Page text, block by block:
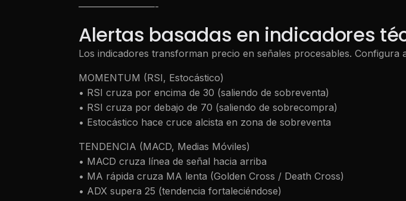
————————-
Alertas basadas en indicadores
Los indicadores transforman precio en señales procesables.
MOMENTUM (RSI, Estocástico)
• RSI cruza por encima de 30 (saliendo de sobreventa)
• RSI cruza por debajo de 70 (saliendo de sobrecompra)
• Estocástico hace cruce alcista en zona de sobreventa
TENDENCIA (MACD, Medias Móviles)
• MACD cruza línea de señal hacia arriba
• MA rápida cruza MA lenta (Golden Cross / Death Cross)
• ADX supera 25 (tendencia fortaleciéndose)